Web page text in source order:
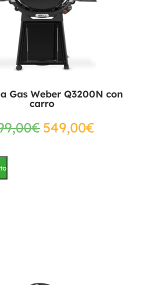
Gas Weber Q3200N con
carro
€ 549,00€